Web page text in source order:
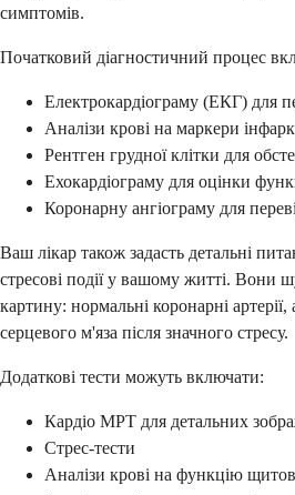
симптомів.
Початковий діагностичний процес
Електрокардіограму (ЕКГ) для
Аналізи крові на маркери
Рентген грудної клітки для
Ехокардіограму для оцінки
Коронарну ангіограму для
Ваш лікар також задасть детальні
стресові події у вашому житті. Вони
картину: нормальні коронарні
серцевого м'яза після значного стресу.
Додаткові тести можуть включати:
Кардіо МРТ для детальних
Стрес-тести
Аналізи крові на функцію